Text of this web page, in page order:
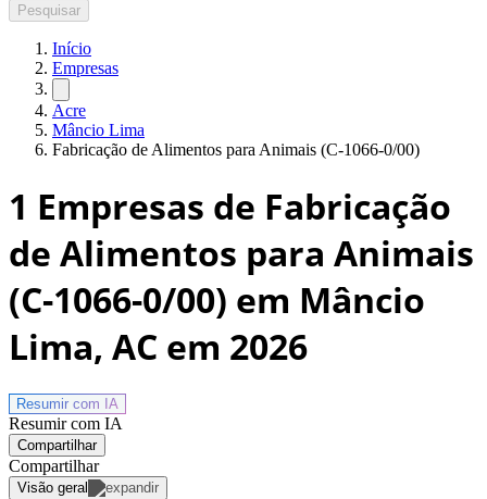
Pesquisar
Início
Empresas
Acre
Mâncio Lima
Fabricação de Alimentos para Animais (C-1066-0/00)
1 Empresas de Fabricação
de Alimentos para Animais
(C-1066-0/00) em Mâncio
Lima, AC em 2026
Resumir com IA
Resumir com IA
Compartilhar
Compartilhar
Visão geral